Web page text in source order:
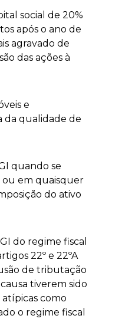
social de 20%
após o ano de
agravado de
das ações à
e
da qualidade de
quando se
em quaisquer
do ativo
do regime fiscal
22º e 22ºA
de tributação
tiverem sido
como
o regime fiscal